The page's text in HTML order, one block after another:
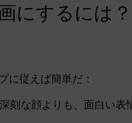
にするには
に従えば簡単だ：
刻な顔よりも、面白い表